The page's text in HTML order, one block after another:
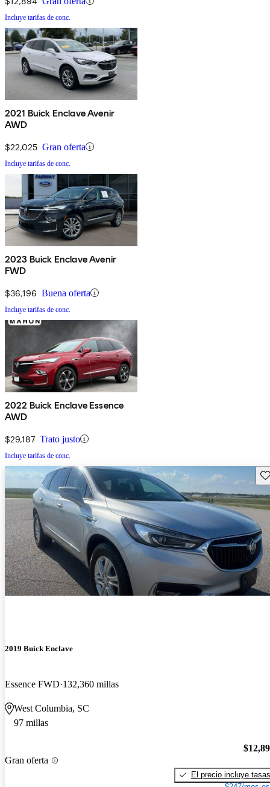
Incluye tarifas de conc.
2021 Buick Enclave Avenir
AWD
$22,025 Gran oferta
Incluye tarifas de conc.
2023 Buick Enclave Avenir
FWD
$36,196 Buena oferta
Incluye tarifas de conc.
2022 Buick Enclave Essence
AWD
$29,187 Trato justo
Incluye tarifas de conc.
2019 Buick Enclave
Essence FWD 132,360 millas
West Columbia, SC
97 millas
Gran oferta
El precio incluye tasas